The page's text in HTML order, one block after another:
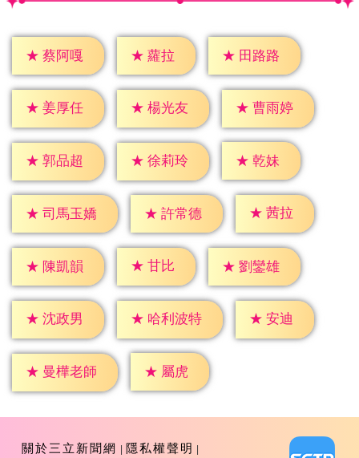
★ 蔡阿嘎 ★ 蘿拉 ★ 田路路
★ 姜厚任 ★ 楊光友 ★ 曹雨婷
★ 郭品超 ★ 徐莉玲 ★ 乾妹
★ 司馬玉嬌 ★ 許常德 ★ 茜拉
★ 陳凱韻 ★ 甘比 ★ 劉鑾雄
★ 沈政男 ★ 哈利波特 ★ 安迪
★ 曼樺老師 ★ 屬虎
關於三立新聞網 隱私權聲明